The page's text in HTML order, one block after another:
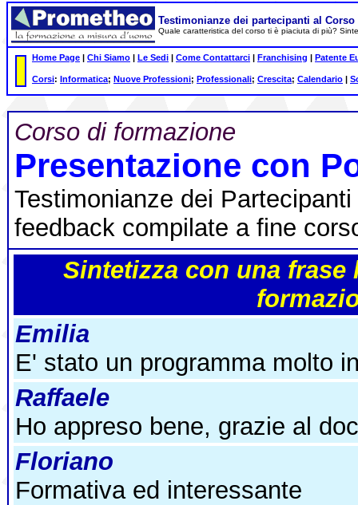
Testimonianze dei partecipanti al
Quale caratteristica del corso ti è piaciuta di più?
Home Page | Chi Siamo | Le Sedi | Come Contattarci | Franchising | Patente
Corsi: Informatica; Nuove Professioni; Professionali; Crescita; Calendario |
Corso di formazione
Presentazione con
Testimonianze dei
feedback compilate a fine
Sintetizza con una frase
Emilia
E' stato un programma molto
Raffaele
Ho appreso bene, grazie al
Floriano
Formativa ed interessante